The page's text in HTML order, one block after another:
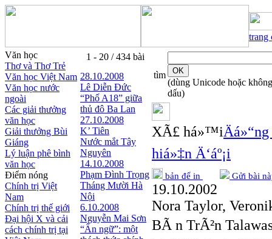
trang
Văn học
Thơ và Thơ Trẻ
Văn học Việt Nam
Văn học nước
ngoài
Các giải thưởng
văn học
Giải thưởng Bùi
Giáng
Lý luận phê bình
văn học
Điểm nóng
Chính trị Việt
Nam
Chính trị thế giới
Đại hội X và cải
cách chính trị tại
1 - 20 / 434 bài
28.10.2008
Lê Diễn Đức
“Phố A18” giữa
thủ đô Ba Lan
27.10.2008
K’ Tiên
Nước mắt Tây
Nguyên
14.10.2008
Phạm Đình Trọng
Tháng Mười Hà
Nội
6.10.2008
Nguyễn Mai Sơn
“Ẩn ngữ”: một
tìm
(dùng Unicode hoặc không
dấu)
XÃ£ há»™i
hiá»‡n Ä‘áº¡i
bản để in Gửi bài
19.10.2002
Nora Taylor,
BÃ n TrÃ²n